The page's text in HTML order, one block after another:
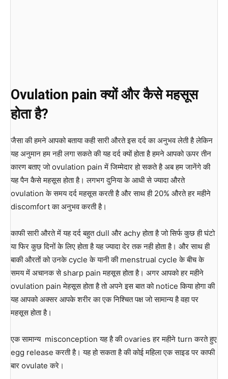
Ovulation pain क्यों और कैसे महसूस
होता है?
जैसा की हमने आपको बताया कही सारी औरते इस दर्द का अनुभव लेती है लेकिन
यह अनुमान हम नही लगा सकते की यह दर्द क्यों होता है हमने आपको ऊपर तीन
कारण बताए जो ovulation pain में जिम्मेदार हो सकते है अब हम जानेंगे की
यह पैन कैसे महसूस होता है। लगभग दुनिया के आधी से ज्यादा औरते
ovulation के समय दर्द महसूस करती है और साथ ही 20% औरते हर महीने
discomfort का अनुभव करती है।
काफी सारी औरते में यह दर्द बहुत dull और achy होता है जो सिर्फ कुछ ही घंटो
या फिर कुछ दिनों के लिए होता है यह ज्यादा देर तक नही होता है। और साथ ही
बाकी औरतों को उनके cycle के यानी की menstrual cycle के बीच के
समय में अचानक से sharp pain महसूस होता है। अगर आपको हर महीने
ovulation pain मेहसूस होता है तो अपने इस बात को notice किया होगा की
यह आपको अक्सर आपके शरीर का एक निश्चित पक्ष जो सामान्य है वहा पर
महसूस होता है।
एक सामान्य misconception यह है की ovaries हर महीने turn करते हुए
egg release करती है। यह हो सकता है की कोई महिला एक साइड पर काफी
बार ovulate करे।